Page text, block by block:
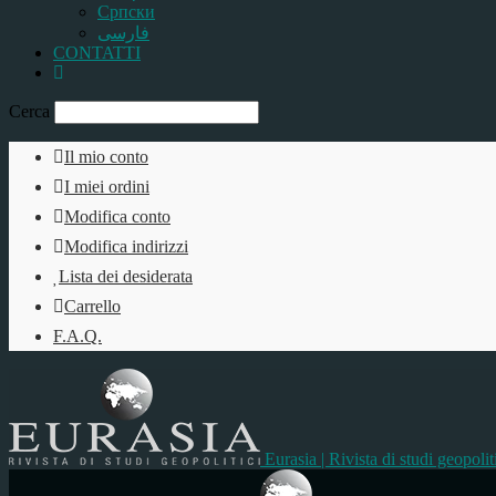
Српски
فارسی
CONTATTI
Cerca
Il mio conto
I miei ordini
Modifica conto
Modifica indirizzi
Lista dei desiderata
Carrello
F.A.Q.
Eurasia | Rivista di studi